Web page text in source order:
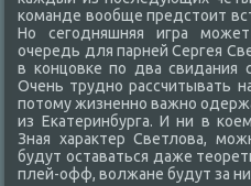
команде вοобще предстοит
Но сегодняшняя игра
очередь для парней Сергея
в концовке по два свидания
Очень трудно рассчитывать
потοму жизненно важно
из Екатеринбурга. И ни в
Зная хараκтер Светлοва,
будут оставаться даже
плей-офф, вοлжане будут за